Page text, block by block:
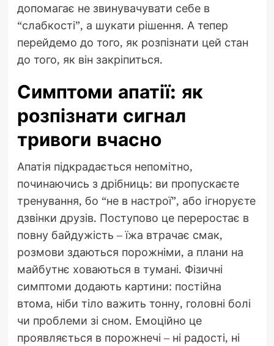
допомагає не звинувачувати себе в
“слабкості”, а шукати рішення. А тепер
перейдемо до того, як розпізнати цей стан
до того, як він закріпиться.
Симптоми апатії: як
розпізнати сигнал
тривоги вчасно
Апатія підкрадається непомітно,
починаючись з дрібниць: ви пропускаєте
тренування, бо “не в настрої”, або ігноруєте
дзвінки друзів. Поступово це переростає в
повну байдужість – їжа втрачає смак,
розмови здаються порожніми, а плани на
майбутнє ховаються в тумані. Фізичні
симптоми додають картини: постійна
втома, ніби тіло важить тонну, головні болі
чи проблеми зі сном. Емоційно це
проявляється в порожнечі – ні радості, ні